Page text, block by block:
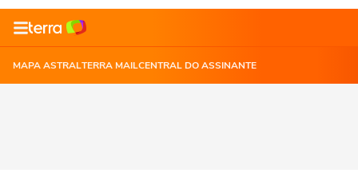
MAPA ASTRALTERRA MAILCENTRAL DO ASSINANTE